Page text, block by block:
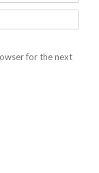
for the next